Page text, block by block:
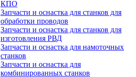
КПО
Запчасти и оснастка для станков для
обработки проводов
Запчасти и оснастка для станков для
изготовления РВД
Запчасти и оснастка для намоточных
станков
Запчасти и оснастка для
комбинированных станков